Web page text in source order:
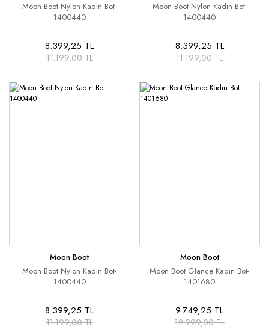
Moon Boot Nylon Kadın Bot-
1400440
8.399,25 TL
11.199,00 TL
Moon Boot Nylon Kadın Bot-
1400440
8.399,25 TL
11.199,00 TL
Moon Boot
Moon Boot Nylon Kadın Bot-
1400440
8.399,25 TL
11.199,00 TL
Moon Boot
Moon Boot Glance Kadın Bot-
1401680
9.749,25 TL
12.999,00 TL